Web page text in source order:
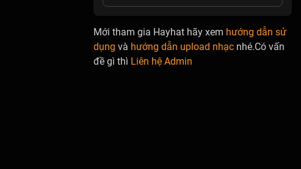
Mới tham gia Hayhat hãy xem hướng dẫn sử
dụng và hướng dẫn upload nhạc nhé.Có vấn
đề gì thì Liên hệ Admin